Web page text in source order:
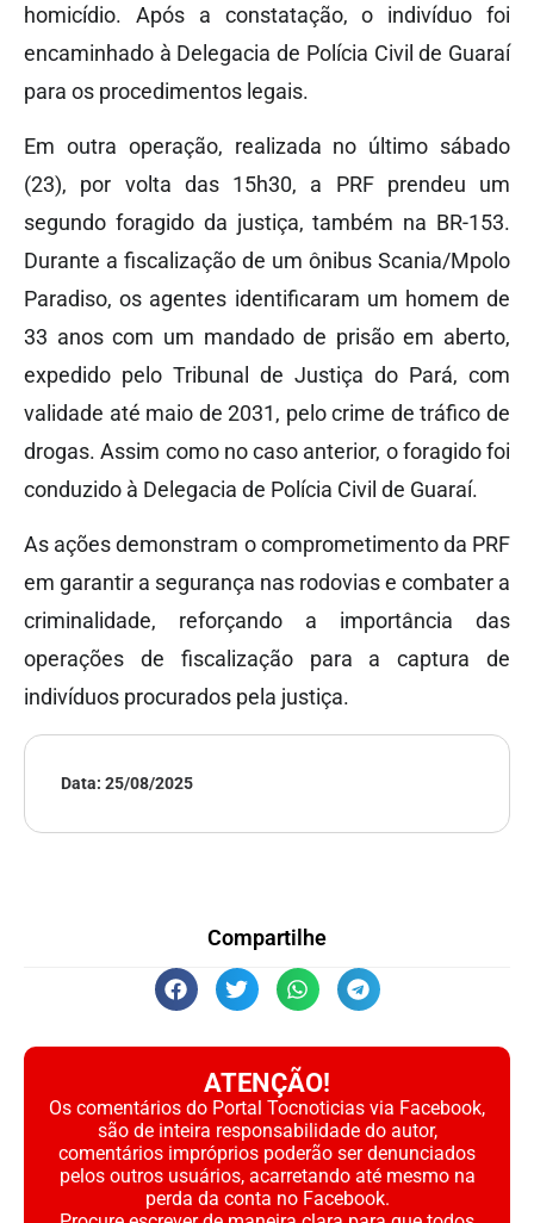
homicídio. Após a constatação, o indivíduo foi
encaminhado à Delegacia de Polícia Civil de Guaraí
para os procedimentos legais.
Em outra operação, realizada no último sábado
(23), por volta das 15h30, a PRF prendeu um
segundo foragido da justiça, também na BR-153.
Durante a fiscalização de um ônibus Scania/Mpolo
Paradiso, os agentes identificaram um homem de
33 anos com um mandado de prisão em aberto,
expedido pelo Tribunal de Justiça do Pará, com
validade até maio de 2031, pelo crime de tráfico de
drogas. Assim como no caso anterior, o foragido foi
conduzido à Delegacia de Polícia Civil de Guaraí.
As ações demonstram o comprometimento da PRF
em garantir a segurança nas rodovias e combater a
criminalidade, reforçando a importância das
operações de fiscalização para a captura de
indivíduos procurados pela justiça.
Data: 25/08/2025
Compartilhe
ATENÇÃO!
Os comentários do Portal Tocnoticias via Facebook,
são de inteira responsabilidade do autor,
comentários impróprios poderão ser denunciados
pelos outros usuários, acarretando até mesmo na
perda da conta no Facebook.